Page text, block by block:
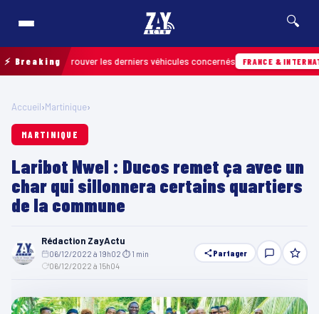
🔍
⚡ Breaking
retrouver les derniers véhicules concernés FRANCE & INTERNATIONALE
Accueil›Martinique›
MARTINIQUE
Laribot Nwel : Ducos remet ça avec un
char qui sillonnera certains quartiers
de la commune
Rédaction ZayActu
06/12/2022 à 19h02 ⏱ 1 min
06/12/2022 à 15h04
Partager